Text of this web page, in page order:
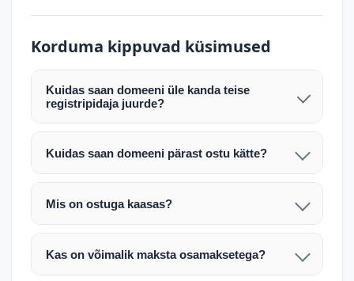
Korduma kippuvad küsimused
Kuidas saan domeeni üle kanda teise
registripidaja juurde?
Pärast makse laekumist edastame teile domeeni
AUTH (EPP) koodi. Selle abil saate domeeni üle
Domeeni ülekandmine toimub registripidajate
tööpäeva. Täpsemad juhised saadetakse teile e-
posti teel pärast tehingu kinnitamist.
Kuidas saan domeeni pärast ostu kätte?
Pärast ostu vormistamist väljastame arve.
Maksekinnituse järel edastame teile domeeni
enda valitud registripidaja juurde.
Mis on ostuga kaasas?
Ostuga kaasas on domeeninime omandiõigus.
Veebimajutust ja e-posti teenuseid tuleb tellida
Kas on võimalik maksta osamaksetega?